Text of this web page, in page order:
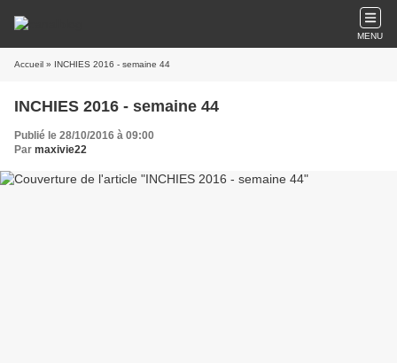
MENU
Accueil » INCHIES 2016 - semaine 44
INCHIES 2016 - semaine 44
Publié le 28/10/2016 à 09:00
Par maxivie22